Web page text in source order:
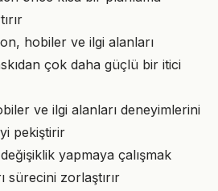
hobiler ve ilgi alanları
çok daha güçlü bir itici
ve ilgi alanları deneyimlerini
pekiştirir
yapmaya çalışmak
sürecini zorlaştırır